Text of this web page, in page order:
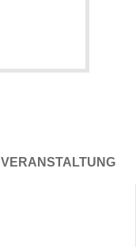
VERANSTALTUNG